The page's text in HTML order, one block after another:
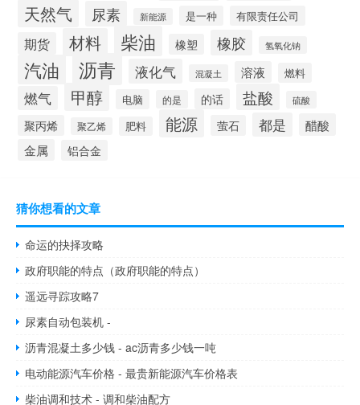
天然气 尿素 新能源 是一种 有限责任公司
期货 材料 柴油 橡塑 橡胶 氢氧化钠
汽油 沥青 液化气 混凝土 溶液 燃料
燃气 甲醇 电脑 的是 的话 盐酸 硫酸
聚丙烯 聚乙烯 肥料 能源 萤石 都是 醋酸
金属 铝合金
猜你想看的文章
命运的抉择攻略
政府职能的特点（政府职能的特点）
遥远寻踪攻略7
尿素自动包装机 -
沥青混凝土多少钱 - ac沥青多少钱一吨
电动能源汽车价格 - 最贵新能源汽车价格表
柴油调和技术 - 调和柴油配方